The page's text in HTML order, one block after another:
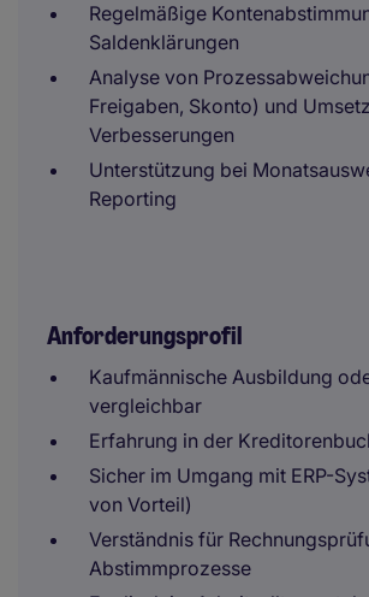
Regelmäßige
Saldenklärungen
Analyse von
Freigaben, Skonto) und
Verbesserungen
Unterstützung bei
Reporting
Anforderungsprofil
Kaufmännische Ausbildung
vergleichbar
Erfahrung in der
Sicher im Umgang mit ERP-
von Vorteil)
Verständnis für
Abstimmprozesse